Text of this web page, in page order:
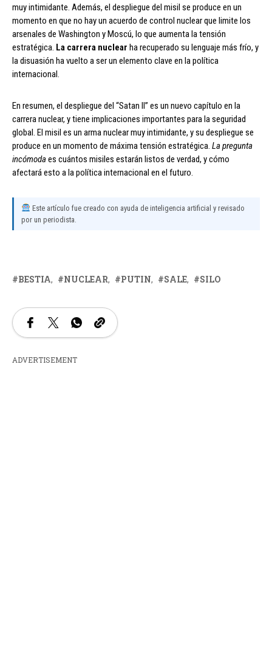
muy intimidante. Además, el despliegue del misil se produce en un
momento en que no hay un acuerdo de control nuclear que limite los
arsenales de Washington y Moscú, lo que aumenta la tensión
estratégica. La carrera nuclear ha recuperado su lenguaje más frío, y
la disuasión ha vuelto a ser un elemento clave en la política
internacional.
En resumen, el despliegue del “Satan II” es un nuevo capítulo en la
carrera nuclear, y tiene implicaciones importantes para la seguridad
global. El misil es un arma nuclear muy intimidante, y su despliegue se
produce en un momento de máxima tensión estratégica. La pregunta
incómodaes cuántos misiles estarán listos de verdad, y cómo
afectará esto a la política internacional en el futuro.
Este artículo fue creado con ayuda de inteligencia artificial y revisado
por un periodista.
BESTIA NUCLEAR PUTIN SALE SILO
ADVERTISEMENT